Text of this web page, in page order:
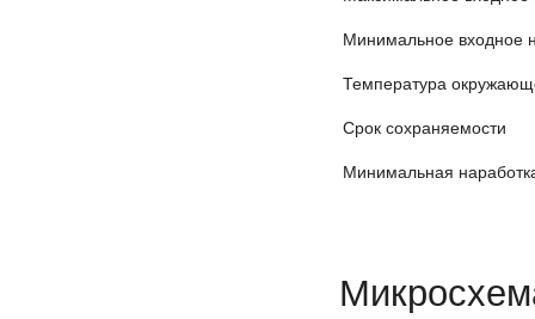
Минимальное входное
Температура
Срок сохраняемости
Минимальная